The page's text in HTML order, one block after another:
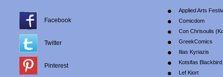
Facebook
Twitter
Pinterest
Applied Arts
Comicdom
Con Chrisoulis
GreekComics
Ilias Kyriazis
Kotsifas Blackbird
Lef Kiort